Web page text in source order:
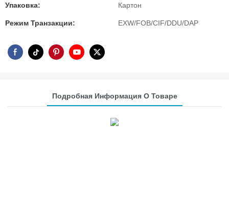
Упаковка: Картон
Режим Транзакции: EXW/FOB/CIF/DDU/DAP
Подробная Информация О Товаре